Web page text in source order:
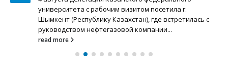
университета с рабочим визитом посетила г.
Шымкент (Республику Казахстан), где встретилась с
руководством нефтегазовой компании...
read more